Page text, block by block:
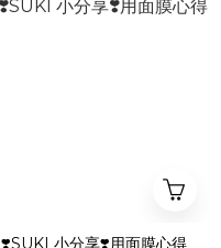
❣️SUKI 小分享❣️用面膜心得